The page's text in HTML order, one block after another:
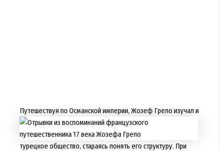
Путешествуя по Османской империи, Жозеф Грело изучал и
турецкое общество, стараясь понять его структуру. При